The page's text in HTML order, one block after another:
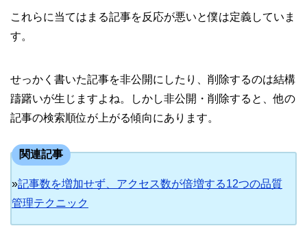
これらに当てはまる記事を反応が悪いと僕は定義していま
す。
せっかく書いた記事を非公開にしたり、削除するのは結構
躊躇いが生じますよね。しかし非公開・削除すると、他の
記事の検索順位が上がる傾向にあります。
関連記事
»記事数を増加せず、アクセス数が倍増する12つの品質
管理テクニック